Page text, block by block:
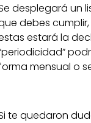
desplegará un
debes
estará la
mensual o
te quedaron